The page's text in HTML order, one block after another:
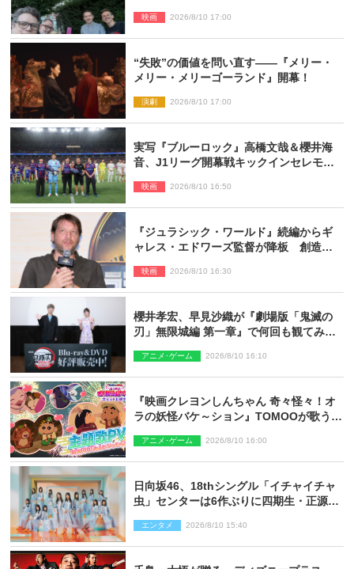
映画 2026/8/10 17:00
“失敗”の価値を問い直す――『メリー・
メリー・メリーゴーランド』開幕！
演劇 2026/8/10 17:00
実写『ブルーロック』高橋文哉＆櫻井海
音、J1リーグ開幕戦キックインセレモニ
映画 2026/8/10 16:50
『ジュラシック・ワールド』続編からギ
ャレス・エドワーズ監督が降板 創造性
映画 2026/8/10 16:30
櫻井孝宏、早見沙織が『劇場版「鬼滅の
刃」無限城編 第一章』で何回も観てみた
アニメ･ゲーム 2026/8/10 16:10
『映画クレヨンしんちゃん 奇々怪々！オ
ラの妖怪バケ～ション』TOMOOが歌う主
アニメ･ゲーム 2026/8/10 16:00
日向坂46、18thシングル「イチャイチャ
虫」センターは6作ぶりに四期生・正源司
エンタメ 2026/8/10 15:40